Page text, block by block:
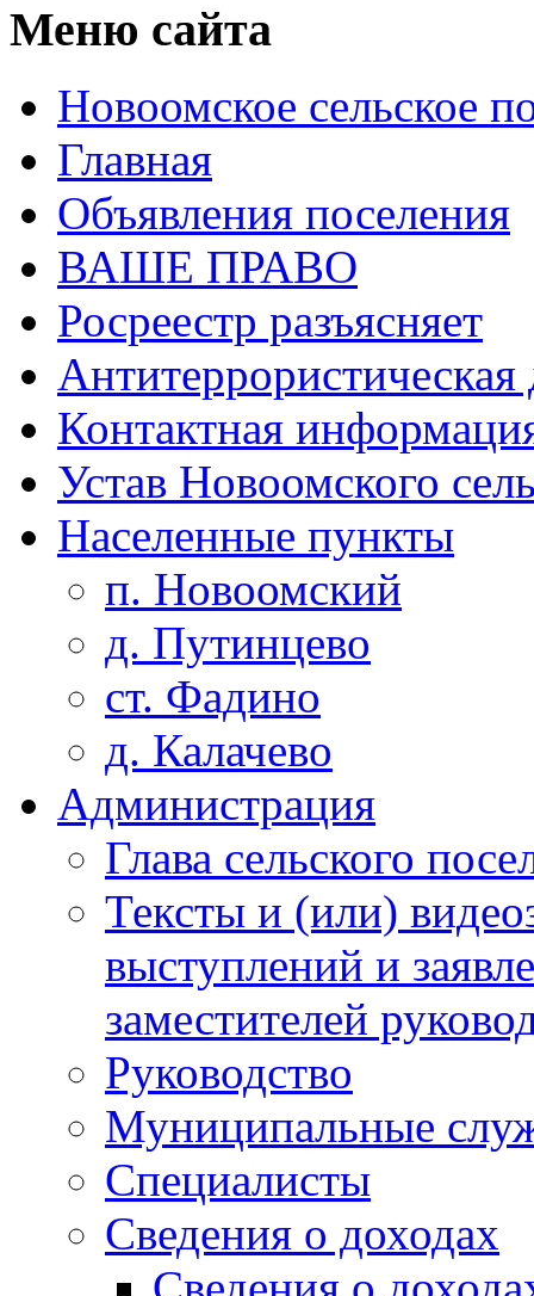
Меню сайта
Новоомское сельское
Главная
Объявления поселения
ВАШЕ ПРАВО
Росреестр разъясняет
Антитеррористическая
Контактная
Устав Новоомского
Населенные пункты
п. Новоомский
д. Путинцево
ст. Фадино
д. Калачево
Администрация
Глава сельского
Тексты и (или)
выступлений и
заместителей
Руководство
Муниципальные
Специалисты
Сведения о доходах